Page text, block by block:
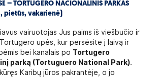
– TORTUGERO NACIONALINIS PARKAS
pietūs, vakarienė)
vairuotojas Jus paims iš viešbučio ir
upės, kur persėsite į laivą ir
bei kanalais po Tortugero
parką (Tortuguero National Park).
Karibų jūros pakrantėje, o jo